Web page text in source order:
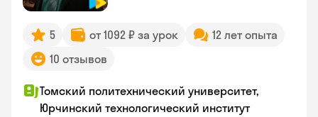
5 от 1092 ₽ за урок
12 лет опыта
10 отзывов
Томский политехнический университет,
Юрчинский технологический институт